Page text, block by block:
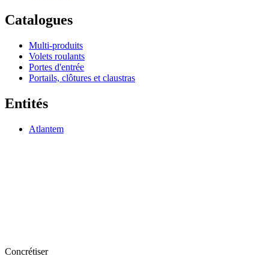
Catalogues
Multi-produits
Volets roulants
Portes d'entrée
Portails, clôtures et claustras
Entités
Atlantem
Concrétiser